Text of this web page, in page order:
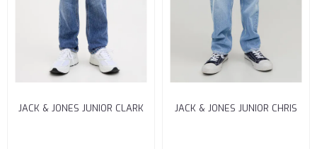
JACK & JONES JUNIOR CLARK
JACK & JONES JUNIOR CHRIS